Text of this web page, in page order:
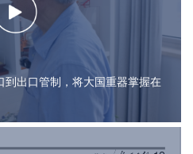
到出口管制，将大国重器掌握在